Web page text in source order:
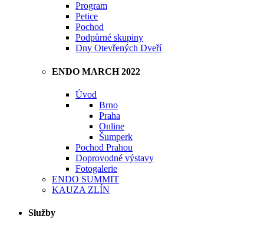
Program
Petice
Pochod
Podpůrné skupiny
Dny Otevřených Dveří
ENDO MARCH 2022
Úvod
Brno
Praha
Online
Šumperk
Pochod Prahou
Doprovodné výstavy
Fotogalerie
ENDO SUMMIT
KAUZA ZLÍN
Služby